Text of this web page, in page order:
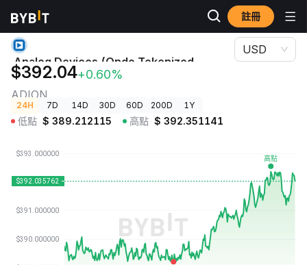
註冊
加密貨幣價格 Analog Devices (Ondo Tokenized Stock) 價格 ADION
Analog Devices (Ondo Tokenized
Stock) 價格
ADION
$392.04+0.60%
USD
24H 7D 14D 30D 60D 200D 1Y
低點 $ 389.212115 高點 $ 392.351141